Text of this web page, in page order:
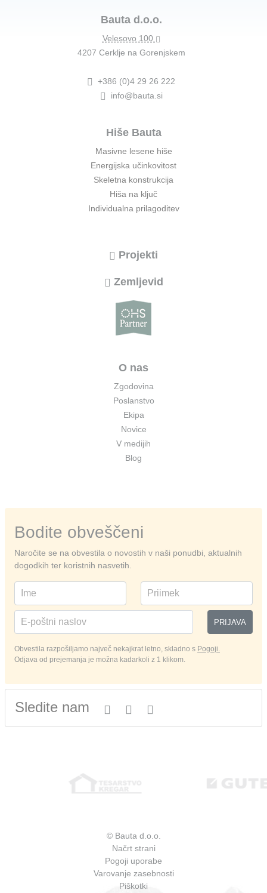
Bauta d.o.o.
Velesovo 100
4207 Cerklje na Gorenjskem
+386 (0)4 29 26 222
info@bauta.si
Hiše Bauta
Masivne lesene hiše
Energijska učinkovitost
Skeletna konstrukcija
Hiša na ključ
Individualna prilagoditev
Projekti
Zemljevid
O nas
Zgodovina
Poslanstvo
Ekipa
Novice
V medijih
Blog
Bodite obveščeni
Naročite se na obvestila o novostih v naši ponudbi, aktualnih
dogodkih ter koristnih nasvetih.
PRIJAVA
Obvestila razpošiljamo največ nekajkrat letno, skladno s Pogoji.
Odjava od prejemanja je možna kadarkoli z 1 klikom.
Sledite nam
© Bauta d.o.o.
Načrt strani
Pogoji uporabe
Varovanje zasebnosti
Piškotki